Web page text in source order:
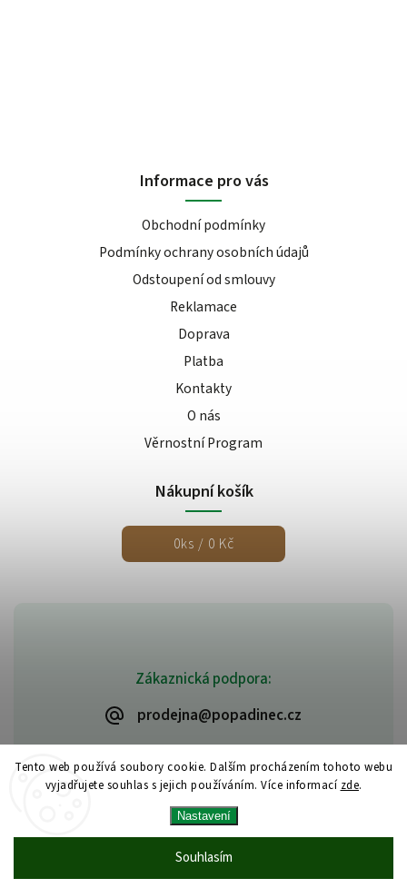
Tento web používá soubory cookie. Dalším procházením tohoto webu
vyjadřujete souhlas s jejich používáním. Více informací zde.
Nastavení
Souhlasím
Zákaznická podpora:
prodejna@popadinec.cz
Informace pro vás
Obchodní podmínky
Podmínky ochrany osobních údajů
Odstoupení od smlouvy
Reklamace
Doprava
Platba
Kontakty
O nás
Věrnostní Program
Nákupní košík
0ks / 0 Kč